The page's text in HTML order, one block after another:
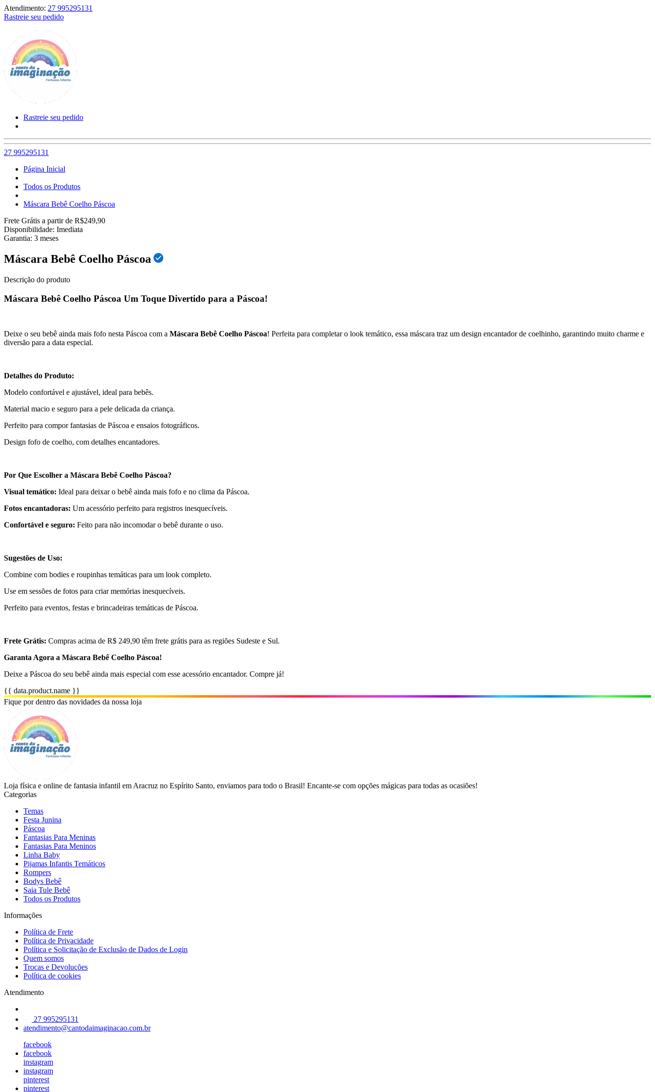
Atendimento: 27 995295131
Rastreie seu pedido
Rastreie seu pedido
27 995295131
Página Inicial
Todos os Produtos
Máscara Bebê Coelho Páscoa
Frete Grátis a partir de R$249,90
Disponibilidade: Imediata
Garantia: 3 meses
Máscara Bebê Coelho Páscoa
Descrição do produto
Máscara Bebê Coelho Páscoa Um Toque Divertido para a Páscoa!
Deixe o seu bebê ainda mais fofo nesta Páscoa com a Máscara Bebê Coelho Páscoa! Perfeita para completar o look temático, essa máscara traz um design encantador de coelhinho, garantindo muito charme e
diversão para a data especial.
Detalhes do Produto:
Modelo confortável e ajustável, ideal para bebês.
Material macio e seguro para a pele delicada da criança.
Perfeito para compor fantasias de Páscoa e ensaios fotográficos.
Design fofo de coelho, com detalhes encantadores.
Por Que Escolher a Máscara Bebê Coelho Páscoa?
Visual temático: Ideal para deixar o bebê ainda mais fofo e no clima da Páscoa.
Fotos encantadoras: Um acessório perfeito para registros inesquecíveis.
Confortável e seguro: Feito para não incomodar o bebê durante o uso.
Sugestões de Uso:
Combine com bodies e roupinhas temáticas para um look completo.
Use em sessões de fotos para criar memórias inesquecíveis.
Perfeito para eventos, festas e brincadeiras temáticas de Páscoa.
Frete Grátis: Compras acima de R$ 249,90 têm frete grátis para as regiões Sudeste e Sul.
Garanta Agora a Máscara Bebê Coelho Páscoa!
Deixe a Páscoa do seu bebê ainda mais especial com esse acessório encantador. Compre já!
{{ data.product.name }}
Fique por dentro das novidades da nossa loja
Loja física e online de fantasia infantil em Aracruz no Espírito Santo, enviamos para todo o Brasil! Encante-se com opções mágicas para todas as ocasiões!
Categorias
Temas
Festa Junina
Páscoa
Fantasias Para Meninas
Fantasias Para Meninos
Linha Baby
Pijamas Infantis Temáticos
Rompers
Bodys Bebê
Saia Tule Bebê
Todos os Produtos
Informações
Política de Frete
Política de Privacidade
Política e Solicitação de Exclusão de Dados de Login
Quem somos
Trocas e Devoluções
Política de cookies
Atendimento
27 995295131
atendimento@cantodaimaginacao.com.br
facebook
facebook
instagram
instagram
pinterest
pinterest